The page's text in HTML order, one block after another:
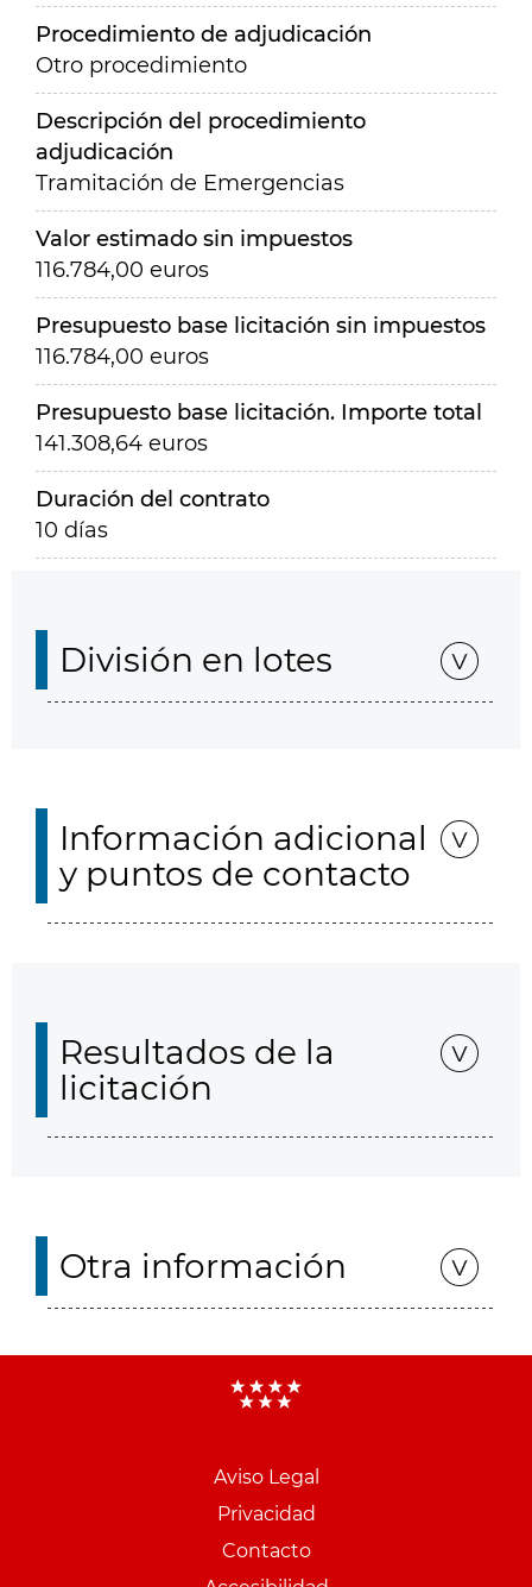
Procedimiento de adjudicación
Otro procedimiento
Descripción del procedimiento
adjudicación
Tramitación de Emergencias
Valor estimado sin impuestos
116.784,00 euros
Presupuesto base licitación sin impuestos
116.784,00 euros
Presupuesto base licitación. Importe total
141.308,64 euros
Duración del contrato
10 días
División en lotes
Información adicional
y puntos de contacto
Resultados de la
licitación
Otra información
Aviso Legal
Privacidad
Contacto